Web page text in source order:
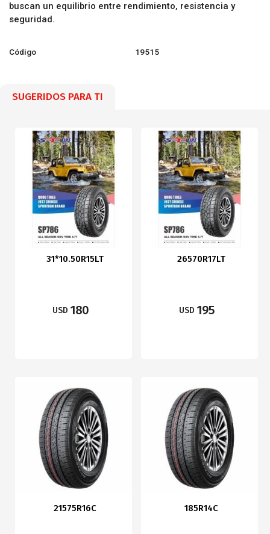
buscan un equilibrio entre rendimiento, resistencia y
seguridad.
Código 19515
SUGERIDOS PARA TI
31*10.50R15LT
USD 180
26570R17LT
USD 195
21575R16C 185R14C